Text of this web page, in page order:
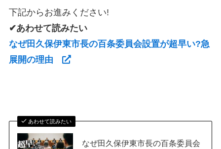
下記からお進みください!
✔あわせて読みたい
なぜ田久保伊東市長の百条委員会設置が超早い?急
展開の理由
あわせて読みたい
なぜ田久保伊東市長の百条委員会